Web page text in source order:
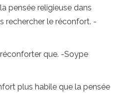
pensée religieuse dans
rechercher le réconfort. -
que. -Soype
plus habile que la pensée